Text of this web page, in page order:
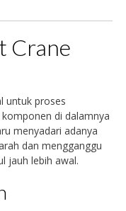
Crane
untuk proses
di dalamnya
menyadari adanya
dan mengganggu
jauh lebih awal.